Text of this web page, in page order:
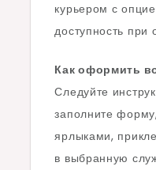
курьером с
доступность при
Как оформить
Следуйте
заполните
ярлыками,
в выбранную